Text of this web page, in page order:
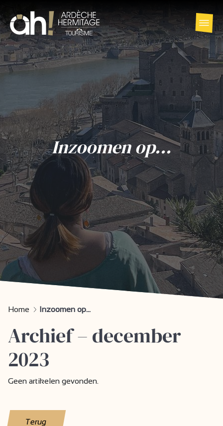
Inzoomen op...
Home Inzoomen op...
Archief – december
2023
Geen artikelen gevonden.
Terug